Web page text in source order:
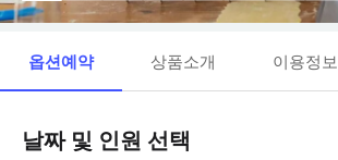
옵션예약 상품소개 이용정보
날짜 및 인원 선택